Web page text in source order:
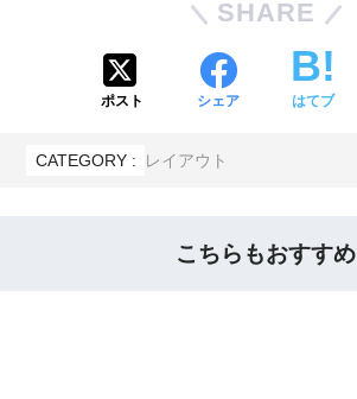
SHARE
ポスト シェア はてブ
CATEGORY : レイアウト
こちらもおすすめ